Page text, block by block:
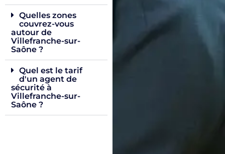
Quelles zones
couvrez-vous
autour de
Villefranche-sur-
Saône ?
Quel est le tarif
d'un agent de
sécurité à
Villefranche-sur-
Saône ?